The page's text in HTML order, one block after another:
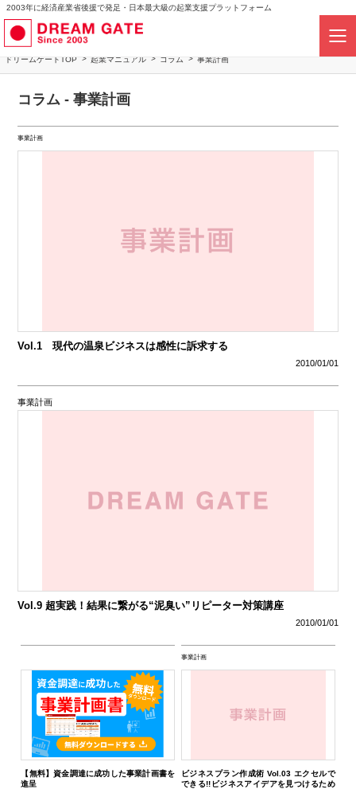
2003年に経済産業省後援で発足・日本最大級の起業支援プラットフォーム
ドリームゲートTOP 起業マニュアル コラム 事業計画
コラム - 事業計画
事業計画
Vol.1 現代の温泉ビジネスは感性に訴求する
2010/01/01
事業計画
Vol.9 超実践！結果に繋がる“泥臭い”リピーター対策講座
2010/01/01
【無料】資金調達に成功した事業計画書を
進呈
事業計画
ビジネスプラン作成術 Vol.03 エクセルで
できる!!ビジネスアイデアを見つけるため